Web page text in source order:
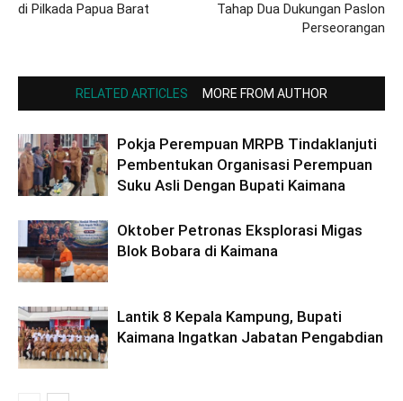
di Pilkada Papua Barat
Tahap Dua Dukungan Paslon
Perseorangan
RELATED ARTICLES MORE FROM AUTHOR
Pokja Perempuan MRPB Tindaklanjuti
Pembentukan Organisasi Perempuan
Suku Asli Dengan Bupati Kaimana
Oktober Petronas Eksplorasi Migas
Blok Bobara di Kaimana
Lantik 8 Kepala Kampung, Bupati
Kaimana Ingatkan Jabatan Pengabdian